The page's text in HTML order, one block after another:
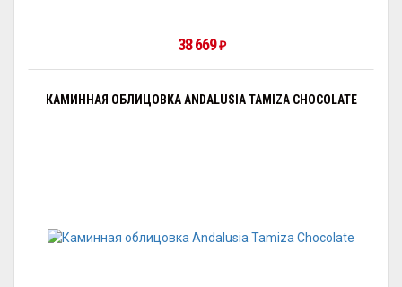
38 669₽
КАМИННАЯ ОБЛИЦОВКА ANDALUSIA TAMIZA CHOCOLATE